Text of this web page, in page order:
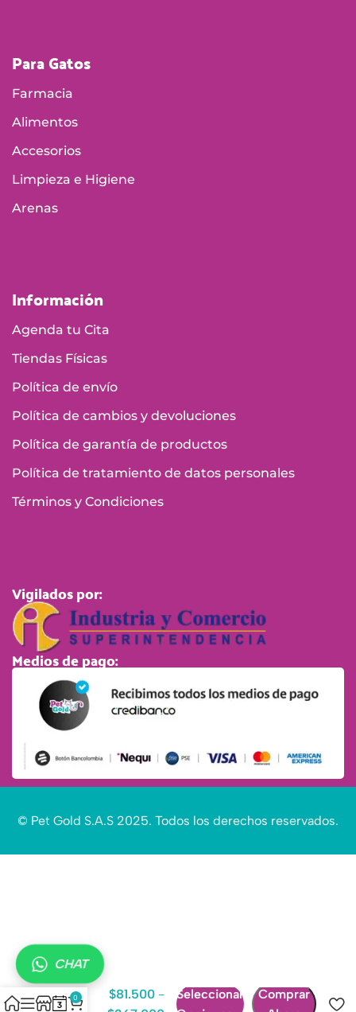
Para Gatos
Farmacia
Alimentos
Accesorios
Limpieza e Higiene
Arenas
Información
Agenda tu Cita
Tiendas Físicas
Política de envío
Política de cambios y devoluciones
Política de garantía de productos
Política de tratamiento de datos personales
Términos y Condiciones
Vigilados por:
Medios de pago:
© Pet Gold S.A.S 2025. Todos los derechos reservados.
EVOLVE
PERRO
GRAIN $81.500 -
Seleccionar
Comprar
CHAT
0